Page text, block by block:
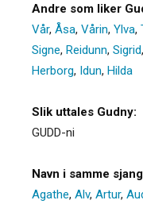
Andre som liker
Vår, Åsa, Vårin, Ylva,
Signe, Reidunn, Sigrid,
Herborg, Idun, Hilda
Slik uttales Gudny:
GUDD-ni
Navn i samme
Agathe, Alv, Artur,